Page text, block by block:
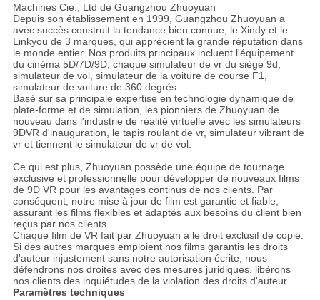
Machines Cie., Ltd de Guangzhou Zhuoyuan
Depuis son établissement en 1999, Guangzhou Zhuoyuan a
avec succès construit la tendance bien connue, le Xindy et le
Linkyou de 3 marques, qui apprécient la grande réputation dans
le monde entier. Nos produits principaux incluent l'équipement
du cinéma 5D/7D/9D, chaque simulateur de vr du siège 9d,
simulateur de vol, simulateur de la voiture de course F1,
simulateur de voiture de 360 degrés…
Basé sur sa principale expertise en technologie dynamique de
plate-forme et de simulation, les pionniers de Zhuoyuan de
nouveau dans l'industrie de réalité virtuelle avec les simulateurs
9DVR d'inauguration, le tapis roulant de vr, simulateur vibrant de
vr et tiennent le simulateur de vr de vol.
Ce qui est plus, Zhuoyuan possède une équipe de tournage
exclusive et professionnelle pour développer de nouveaux films
de 9D VR pour les avantages continus de nos clients. Par
conséquent, notre mise à jour de film est garantie et fiable,
assurant les films flexibles et adaptés aux besoins du client bien
reçus par nos clients.
Chaque film de VR fait par Zhuoyuan a le droit exclusif de copie.
Si des autres marques emploient nos films garantis les droits
d'auteur injustement sans notre autorisation écrite, nous
défendrons nos droites avec des mesures juridiques, libérons
nos clients des inquiétudes de la violation des droits d'auteur.
Paramètres techniques